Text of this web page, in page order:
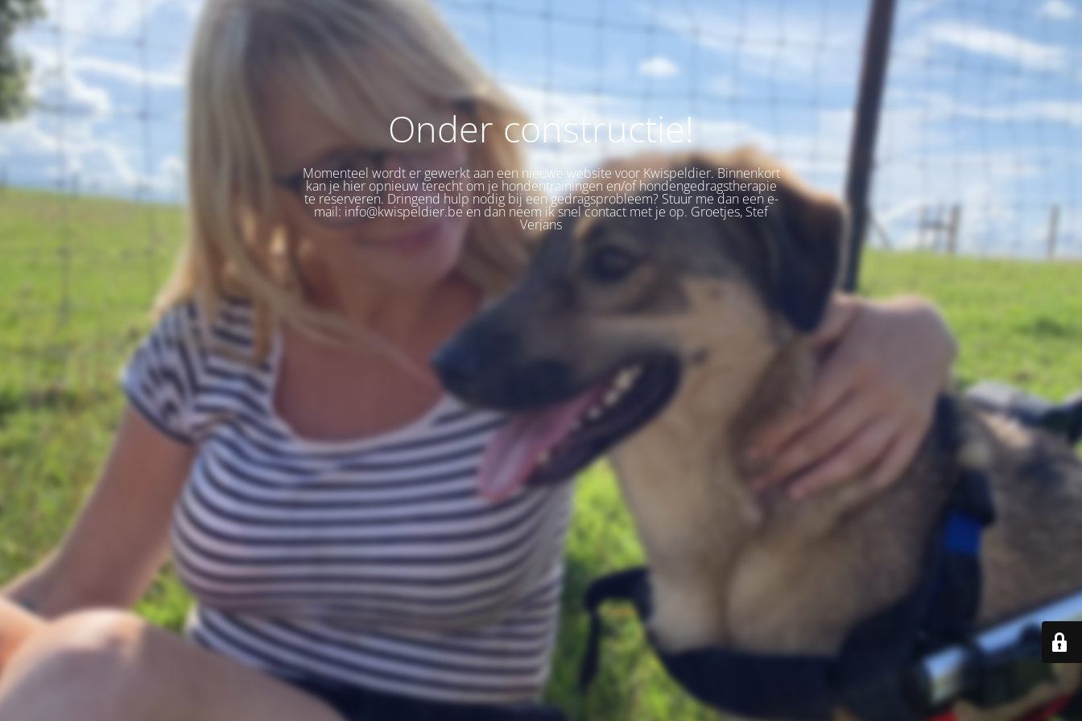
Onder constructie!
Momenteel wordt er gewerkt aan een nieuwe website voor Kwispeldier. Binnenkort
kan je hier opnieuw terecht om je hondentrainingen en/of hondengedragstherapie
te reserveren. Dringend hulp nodig bij een gedragsprobleem? Stuur me dan een e-
mail: info@kwispeldier.be en dan neem ik snel contact met je op. Groetjes, Stef
Verjans